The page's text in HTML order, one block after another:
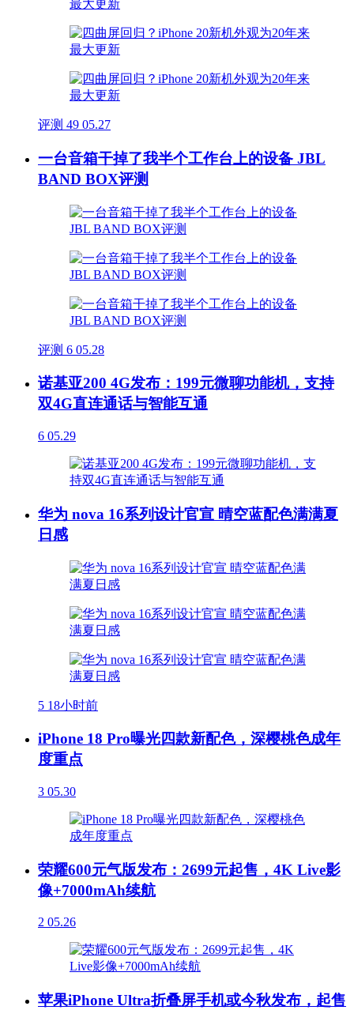
评测 49 05.27
一台音箱干掉了我半个工作台上的设备 JBL
BAND BOX评测
评测 6 05.28
诺基亚200 4G发布：199元微聊功能机，支持
双4G直连通话与智能互通
6 05.29
华为 nova 16系列设计官宣 晴空蓝配色满满夏
日感
5 18小时前
iPhone 18 Pro曝光四款新配色，深樱桃色成年
度重点
3 05.30
荣耀600元气版发布：2699元起售，4K Live影
像+7000mAh续航
2 05.26
苹果iPhone Ultra折叠屏手机或今秋发布，起售